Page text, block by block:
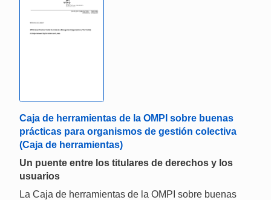
Caja de herramientas de la OMPI sobre buenas
prácticas para organismos de gestión colectiva
(Caja de herramientas)
Un puente entre los titulares de derechos y los
usuarios
La Caja de herramientas de la OMPI sobre buenas